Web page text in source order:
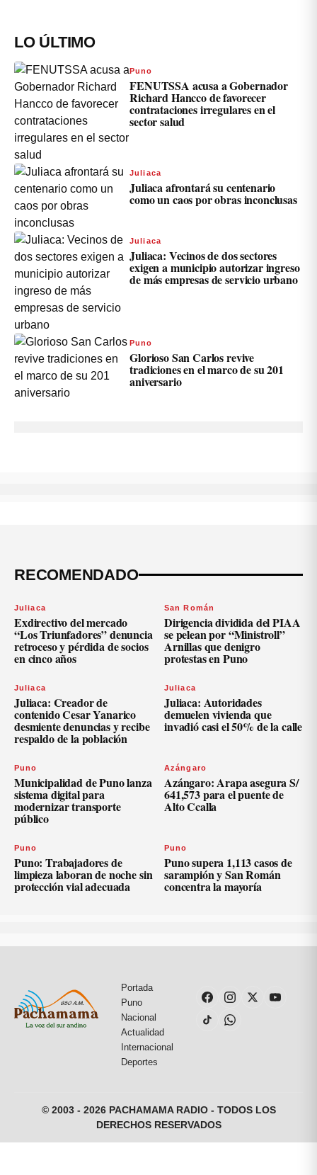
LO ÚLTIMO
Puno
FENUTSSA acusa a Gobernador
Richard Hancco de favorecer
contrataciones irregulares en el
sector salud
Juliaca
Juliaca afrontará su centenario
como un caos por obras inconclusas
Juliaca
Juliaca: Vecinos de dos sectores
exigen a municipio autorizar ingreso
de más empresas de servicio urbano
Puno
Glorioso San Carlos revive
tradiciones en el marco de su 201
aniversario
RECOMENDADO
Juliaca
Exdirectivo del mercado
“Los Triunfadores” denuncia
retroceso y pérdida de socios
en cinco años
San Román
Dirigencia dividida del PIAA
se pelean por “Ministroll”
Arnillas que denigro
protestas en Puno
Juliaca
Juliaca: Creador de
contenido Cesar Yanarico
desmiente denuncias y recibe
respaldo de la población
Juliaca
Juliaca: Autoridades
demuelen vivienda que
invadió casi el 50% de la calle
Puno
Municipalidad de Puno lanza
sistema digital para
modernizar transporte
público
Azángaro
Azángaro: Arapa asegura S/
641,573 para el puente de
Alto Ccalla
Puno
Puno: Trabajadores de
limpieza laboran de noche sin
protección vial adecuada
Puno
Puno supera 1,113 casos de
sarampión y San Román
concentra la mayoría
Portada
Puno
Nacional
Actualidad
Internacional
Deportes
© 2003 - 2026 PACHAMAMA RADIO - TODOS LOS
DERECHOS RESERVADOS